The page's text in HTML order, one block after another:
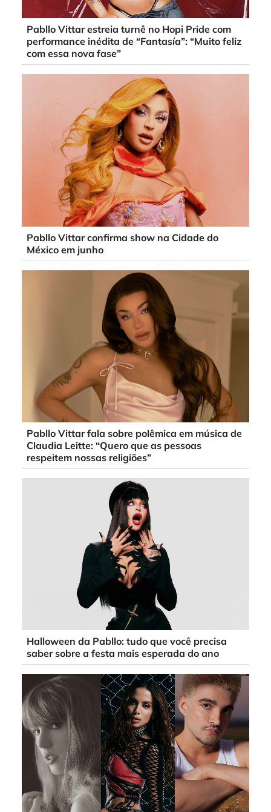
Pabllo Vittar estreia turnê no Hopi Pride com
performance inédita de “Fantasía”: “Muito feliz
com essa nova fase”
Pabllo Vittar confirma show na Cidade do
México em junho
Pabllo Vittar fala sobre polêmica em música de
Claudia Leitte: “Quero que as pessoas
respeitem nossas religiões”
Halloween da Pabllo: tudo que você precisa
saber sobre a festa mais esperada do ano